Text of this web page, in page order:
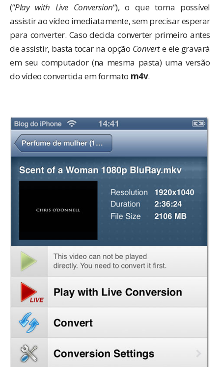
(“Play with Live Conversion“), o que torna possível
assistir ao vídeo imediatamente, sem precisar esperar
para converter. Caso decida converter primeiro antes
de assistir, basta tocar na opção Converte ele gravará
em seu computador (na mesma pasta) uma versão
do vídeo convertida em formato m4v.